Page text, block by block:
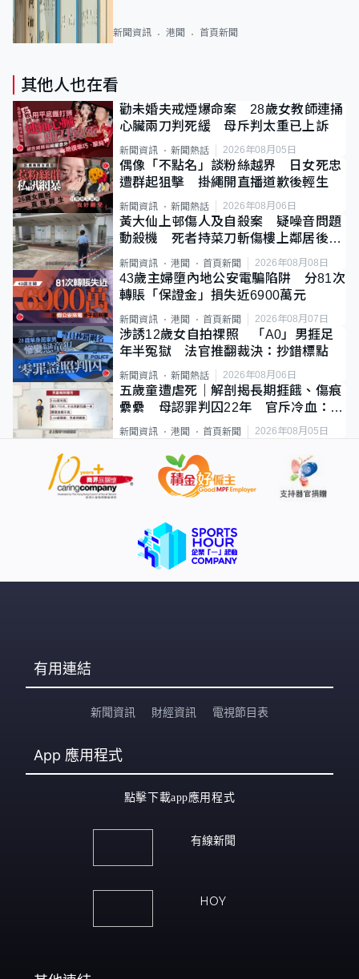
新聞資訊 港聞 首頁新聞
其他人也在看
勸未婚夫戒煙爆命案 28歲女教師連捅
心臟兩刀判死緩 母斥判太重已上訴
新聞資訊 新聞熱話 2026年08月05日
偶像「不點名」談粉絲越界 日女死忠
遭群起狙擊 掛繩開直播道歉後輕生
新聞資訊 新聞熱話 2026年08月06日
黃大仙上邨傷人及自殺案 疑噪音問題
動殺機 死者持菜刀斬傷樓上鄰居後墮
新聞資訊 港聞 首頁新聞 2026年08月08日
43歲主婦墮內地公安電騙陷阱 分81次
轉賬「保證金」損失近6900萬元
新聞資訊 港聞 首頁新聞 2026年08月07日
涉誘12歲女自拍祼照 「A0」男捱足
年半冤獄 法官推翻裁決：抄錯標點
新聞資訊 新聞熱話 2026年08月06日
五歲童遭虐死｜解剖揭長期捱餓、傷痕
纍纍 母認罪判囚22年 官斥冷血：同
類案最惡劣
新聞資訊 港聞 首頁新聞 2026年08月05日
有用連結
新聞資訊 財經資訊 電視節目表
App 應用程式
點擊下載app應用程式
有線新聞
HOY